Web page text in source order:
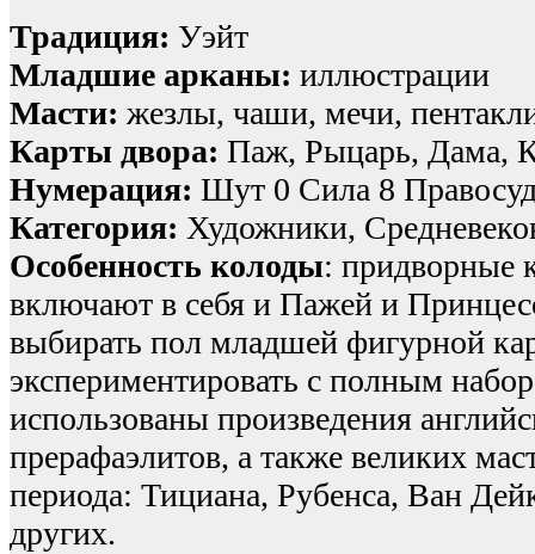
Традиция: Уэйт
Младшие арканы: иллюстрации
Масти: жезлы, чаши, мечи,
Карты двора: Паж, Рыцарь, Дама,
Нумерация: Шут 0 Сила 8
Категория: Художники,
Особенность колоды: придворные
включают в себя и Пажей и
выбирать пол младшей фигурной
экспериментировать с полным
использованы произведения
прерафаэлитов, а также великих
периода: Тициана, Рубенса, Ван
других.